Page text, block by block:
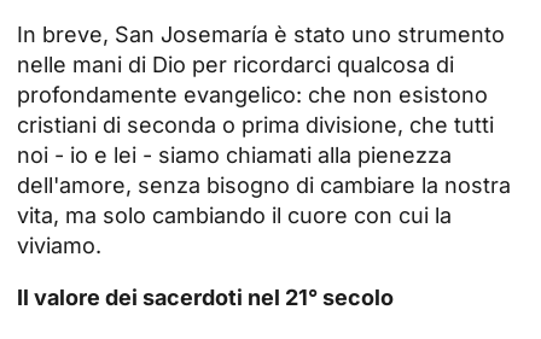
In breve, San Josemaría è stato uno strumento
nelle mani di Dio per ricordarci qualcosa di
profondamente evangelico: che non esistono
cristiani di seconda o prima divisione, che tutti
noi - io e lei - siamo chiamati alla pienezza
dell'amore, senza bisogno di cambiare la nostra
vita, ma solo cambiando il cuore con cui la
viviamo.
Il valore dei sacerdoti nel 21° secolo